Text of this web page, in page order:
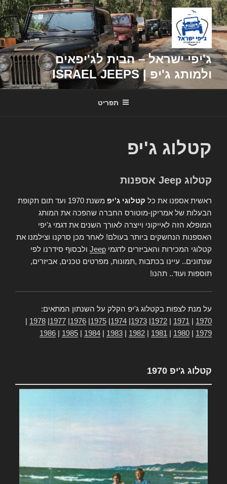
דילוג
לתוכן
ג'יפי ישראל – הבית לג'יפאים
ולמותג ג'יפ | ISRAEL JEEPS
תפריט
קטלוג ג'יפ
קטלוג Jeep אספנות
ראשית אספנו את כל קטלוגי ג'יפ
משנת 1970 ועד תום תקופת
הבעלות של אמריקן-מוטורס החברה שהפכה את המותג
המופלא הזה לאייקוני וייצרה לאורך השנים את דגמי ג'יפי
האספנות הנחשקים ביותר בעולם! לאחר מכן סרקנו וצילמנו את
קטלוגי המכירות והאביזרים לדגמי Jeep ולבסוף סידרנו לפי
שנתונים.. עיינו בכתבות ,תמונות, מפרטים טכנים, אביזרים,
תוספות ועוד.. תהנו!
על מנת לצפות בקטלוג ג'יפ הקלק על השנתון המתאים:
1970
1971
1972
1973
1974
1975
1976
1977
1978
1979
1980
1981
1982
1983
1984
1985
1986
קטלוג ג'יפ 1970